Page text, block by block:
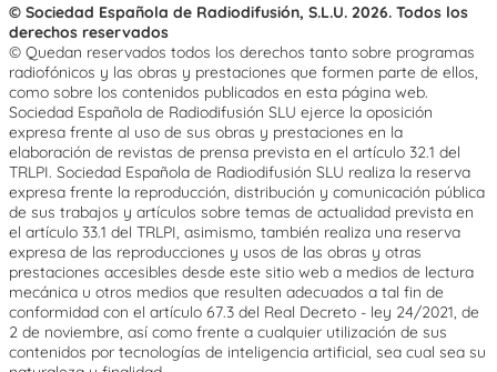
© Sociedad Española de Radiodifusión, S.L.U. 2026. Todos los
derechos reservados
© Quedan reservados todos los derechos tanto sobre programas
radiofónicos y las obras y prestaciones que formen parte de ellos,
como sobre los contenidos publicados en esta página web.
Sociedad Española de Radiodifusión SLU ejerce la oposición
expresa frente al uso de sus obras y prestaciones en la
elaboración de revistas de prensa prevista en el artículo 32.1 del
TRLPI. Sociedad Española de Radiodifusión SLU realiza la reserva
expresa frente la reproducción, distribución y comunicación pública
de sus trabajos y artículos sobre temas de actualidad prevista en
el artículo 33.1 del TRLPI, asimismo, también realiza una reserva
expresa de las reproducciones y usos de las obras y otras
prestaciones accesibles desde este sitio web a medios de lectura
mecánica u otros medios que resulten adecuados a tal fin de
conformidad con el artículo 67.3 del Real Decreto - ley 24/2021, de
2 de noviembre, así como frente a cualquier utilización de sus
contenidos por tecnologías de inteligencia artificial, sea cual sea su